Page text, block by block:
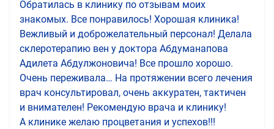
Обратилась в клинику по отзывам моих
знакомых. Все понравилось! Хорошая клиника!
Вежливый и доброжелательный персонал! Делала
склеротерапию вен у доктора Абдуманапова
Адилета Абдулжоновича! Все прошло хорошо.
Очень переживала… На протяжении всего лечения
врач консультировал, очень аккуратен, тактичен
и внимателен! Рекомендую врача и клинику!
А клинике желаю процветания и успехов!!!